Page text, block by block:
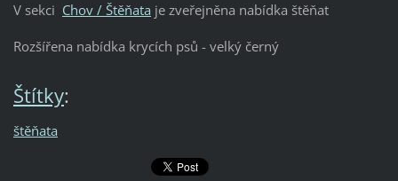
V sekci Chov / Štěňata je zveřejněna nabídka štěňat
Rozšířena nabídka krycích psů - velký černý
Štítky:
štěňata